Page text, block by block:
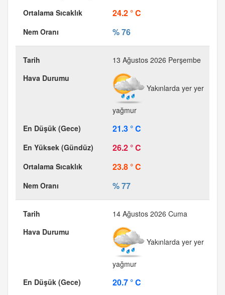
24.2 ° C
% 76
13 Ağustos 2026 Perşembe
Yakınlarda yer yer
yağmur
21.3 ° C
26.2 ° C
23.8 ° C
% 77
14 Ağustos 2026 Cuma
Yakınlarda yer yer
yağmur
20.7 ° C